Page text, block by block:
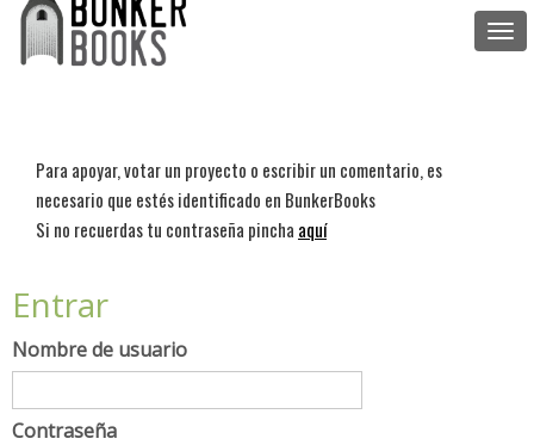
Para apoyar, votar un proyecto o escribir un comentario, es
necesario que estés identificado en BunkerBooks
Si no recuerdas tu contraseña pincha aquí
Entrar
Nombre de usuario
Contraseña